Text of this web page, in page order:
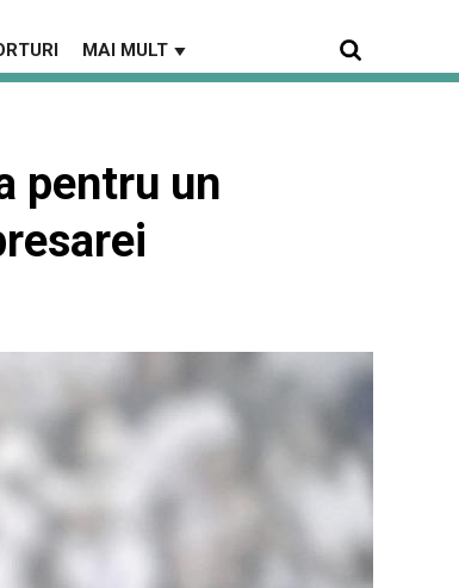
MAI MULT ▼
pentru un